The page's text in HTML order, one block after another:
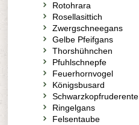
Rotohrara
Rosellasittich
Zwergschneegans
Gelbe Pfeifgans
Thorshühnchen
Pfuhlschnepfe
Feuerhornvogel
Königsbusard
Schwarzkopfruderente
Ringelgans
Felsentaube